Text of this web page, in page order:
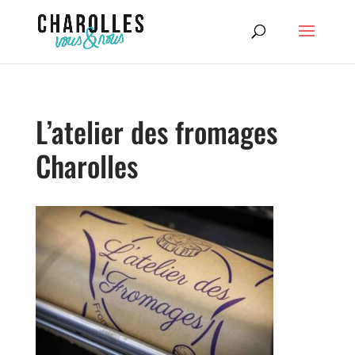
L’atelier des fromages
Charolles